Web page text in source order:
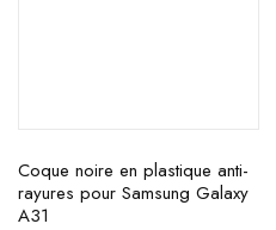
Coque noire en plastique anti-
rayures pour Samsung Galaxy
A31